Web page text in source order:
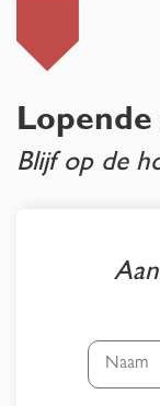
Lopende
Blijf op de